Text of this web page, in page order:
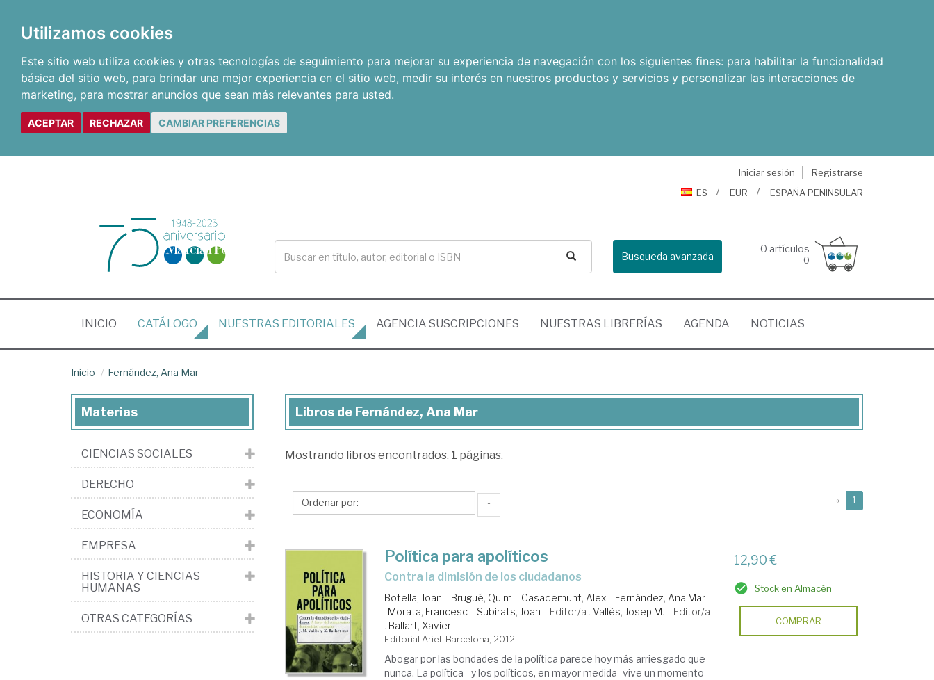
Utilizamos cookies
Este sitio web utiliza cookies y otras tecnologías de seguimiento para mejorar su experiencia de navegación con los siguientes fines: para habilitar la funcionalidad
básica del sitio web, para brindar una mejor experiencia en el sitio web, medir su interés en nuestros productos y servicios y personalizar las interacciones de
marketing, para mostrar anuncios que sean más relevantes para usted.
ACEPTAR RECHAZAR CAMBIAR PREFERENCIAS
Iniciar sesión
Registrarse
ES
EUR ESPAÑA PENINSULAR
Busqueda avanzada
0 artículos
0
INICIO (CURRENT)
CATÁLOGO NUESTRAS EDITORIALES AGENCIA SUSCRIPCIONES NUESTRAS LIBRERÍAS AGENDA NOTICIAS
Inicio Fernández, Ana Mar
Libros
Fernández,
Mar
Libros de Fernández, Ana Mar
Mostrando libros encontrados. 1 páginas.
↑ « 1
Política para apolíticos
contra la dimisión de los ciudadanos
Botella, Joan Brugué, Quim Casademunt, Alex
Fernández, Ana Mar
Morata, Francesc
Subirats, Joan Editor/a .Vallès, Josep M.
Editor/a
. Ballart, Xavier
Editorial Ariel. Barcelona, 2012
Abogar por las bondades de la política parece hoy más arriesgado que
nunca. La política –y los políticos, en mayor medida- vive un momento
12,90 €
Stock en Almacén
COMPRAR
Materias
CIENCIAS SOCIALES
DERECHO
ECONOMÍA
EMPRESA
HISTORIA Y CIENCIAS
HUMANAS
OTRAS CATEGORÍAS